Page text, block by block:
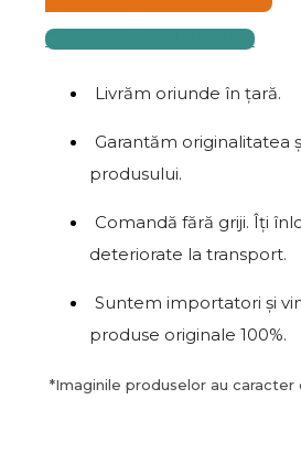
COMANDĂ TELEFONIC
Livrăm oriunde în țară.
Garantăm originalitatea
produsului.
Comandă fără griji. Îți
deteriorate la transport.
Suntem importatori și
produse originale 100%.
*Imaginile produselor au caracter